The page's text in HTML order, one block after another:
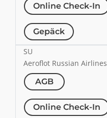
Online Check-In
Gepäck
SU
Aeroflot Russian Airlines
AGB
Online Check-In